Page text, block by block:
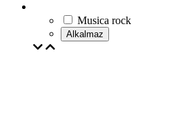
Musica rock
Alkalmaz